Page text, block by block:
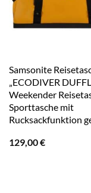
Samsonite
„ECODIVER
Weekender
Sporttasche mit
Rucksackfunktion
129,00€